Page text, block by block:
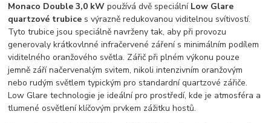
Monaco Double 3,0 kW používá dvě speciální Low Glare
quartzové trubice s výrazně redukovanou viditelnou svítivostí.
Tyto trubice jsou speciálně navrženy tak, aby při provozu
generovaly krátkovlnné infračervené záření s minimálním podílem
viditelného oranžového světla. Zářič při plném výkonu pouze
jemně září načervenalým svitem, nikoli intenzivním oranžovým
nebo rudým světlem typickým pro standardní quartzové zářiče.
Low Glare technologie je ideální pro prostředí, kde je atmosféra a
tlumené osvětlení klíčovým prvkem zážitku hostů.